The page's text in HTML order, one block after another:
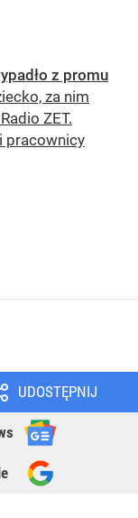
z promu
za nim
ZET.
pracownicy
UDOSTĘPNIJ